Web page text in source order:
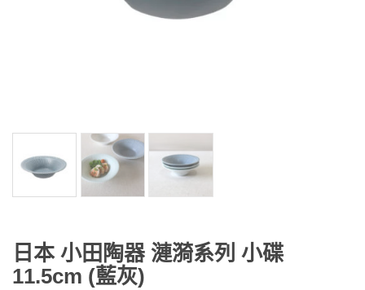
日本 小田陶器 漣漪系列 小碟
11.5cm (藍灰)